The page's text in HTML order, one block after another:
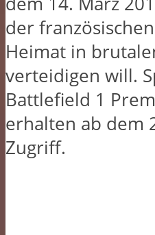
der
Heimat in
verteidigen will.
Battlefield 1
erhalten ab dem
Zugriff.